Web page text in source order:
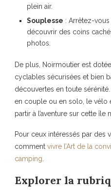
plein air.
Souplesse : Arrêtez-
découvrir des coins
photos.
De plus, Noirmoutier est
cyclables sécurisées et bien
découvertes en toute
en couple ou en solo, le vélo
partir à l’aventure sur cette île
Pour ceux intéressés par des
comment vivre l’Art de la
camping
Explorer la